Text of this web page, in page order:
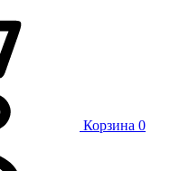
Корзина 0